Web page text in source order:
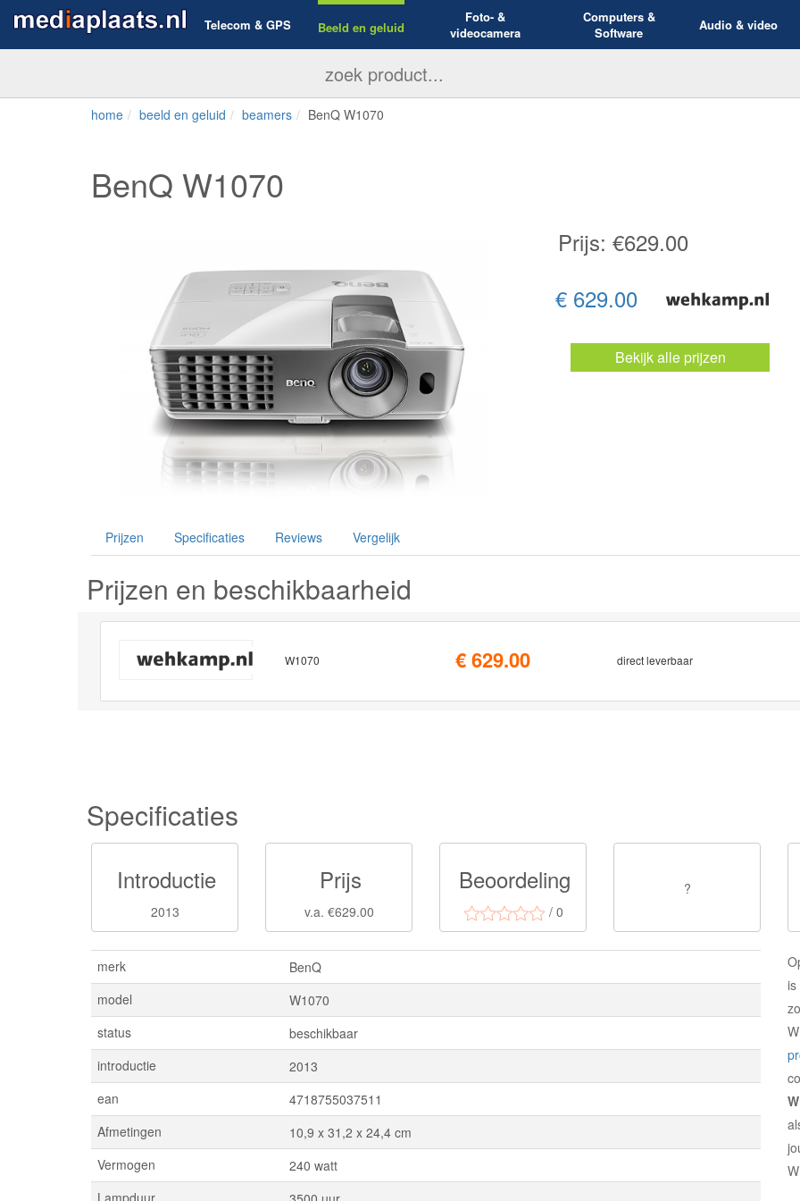
Telecom & GPS Beeld en geluid
Foto- &
videocamera
Computers &
Software
Audio & video
home beeld en geluid beamers BenQ W1070
BenQ W1070
Prijs: €629.00
€ 629.00
Bekijk alle prijzen
Prijzen Specificaties Reviews Vergelijk
Prijzen en beschikbaarheid
W1070 € 629.00 direct leverbaar
Specificaties
Introductie
2013
Prijs
v.a. €629.00
Beoordeling
/ 0
?
merk
BenQ
model
W1070
status
beschikbaar
introductie
2013
ean
4718755037511
Afmetingen
10,9 x 31,2 x 24,4 cm
Vermogen
240 watt
Lampduur
is